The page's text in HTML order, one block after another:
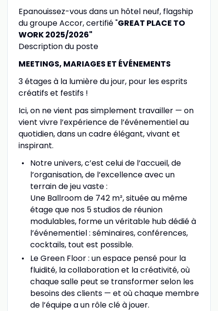
Epanouissez-vous dans un hôtel neuf, flagship
du groupe Accor, certifié "GREAT PLACE TO
WORK 2025/2026"
Description du poste
MEETINGS, MARIAGES ET ÉVÉNEMENTS
3 étages à la lumière du jour, pour les esprits
créatifs et festifs !
Ici, on ne vient pas simplement travailler — on
vient vivre l’expérience de l’événementiel au
quotidien, dans un cadre élégant, vivant et
inspirant.
Notre univers, c’est celui de l’accueil, de
l’organisation, de l’excellence avec un
terrain de jeu vaste :
Une Ballroom de 742 m², située au même
étage que nos 5 studios de réunion
modulables, forme un véritable hub dédié à
l’événementiel : séminaires, conférences,
cocktails, tout est possible.
Le Green Floor : un espace pensé pour la
fluidité, la collaboration et la créativité, où
chaque salle peut se transformer selon les
besoins des clients — et où chaque membre
de l’équipe a un rôle clé à jouer.